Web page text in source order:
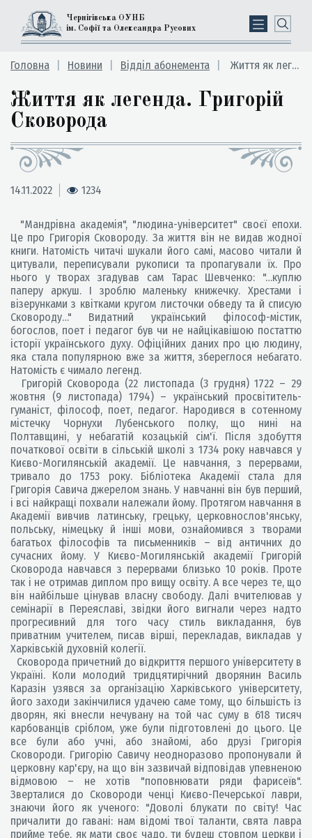
Чернігівська ОУНБ
ім. Софії та Олександра Русових
Головна Новини Відділ абонемента Життя як легенда. Григорій Сковорода
Життя як легенда. Григорій
Сковорода
14.11.2022 1234
"Мандрівна академія", "людина-університет" своєї епохи.
Це про Григорія Сковороду. За життя він не видав жодної
книги. Натомість читачі шукали його самі, масово читали й
цитували, переписували рукописи та пропагували їх. Про
нього у творах згадував сам Тарас Шевченко: "…куплю
паперу аркуш. І зроблю маленьку книжечку. Хрестами і
візерунками з квітками кругом листочки обведу та й списую
Сковороду…" Видатний український філософ-містик,
богослов, поет і педагог був чи не найцікавішою постаттю
історії українського духу. Офіційних даних про цю людину,
яка стала популярною вже за життя, збереглося небагато.
Натомість є чимало легенд.
Григорій Сковорода (22 листопада (3 грудня) 1722 – 29
жовтня (9 листопада) 1794) – український просвітитель-
гуманіст, філософ, поет, педагог. Народився в сотенному
містечку Чорнухи Лубенського полку, що нині на
Полтавщині, у небагатій козацькій сім'ї. Після здобуття
початкової освіти в сільській школі з 1734 року навчався у
Києво-Могилянській академії. Це навчання, з перервами,
тривало до 1753 року. Бібліотека Академії стала для
Григорія Савича джерелом знань. У навчанні він був перший,
і всі найкращі похвали належали йому. Протягом навчання в
Академії вивчив латинську, грецьку, церковнослов'янську,
польську, німецьку й інші мови, ознайомився з творами
багатьох філософів та письменників – від античних до
сучасних йому. У Києво-Могилянській академії Григорій
Сковорода навчався з перервами близько 10 років. Проте
так і не отримав диплом про вищу освіту. А все через те, що
він найбільше цінував власну свободу. Далі вчителював у
семінарії в Переяславі, звідки його вигнали через надто
прогресивний для того часу стиль викладання, був
приватним учителем, писав вірші, перекладав, викладав у
Харківській духовній колегії.
Сковорода причетний до відкриття першого університету в
Україні. Коли молодий тридцятирічний дворянин Василь
Каразін узявся за організацію Харківського університету,
його заходи закінчилися удачею саме тому, що більшість із
дворян, які внесли нечувану на той час суму в 618 тисяч
карбованців сріблом, уже були підготовлені до цього. Це
все були або учні, або знайомі, або друзі Григорія
Сковороди. Григорію Савичу неодноразово пропонували й
церковну кар'єру, на що він зазвичай відповідав упевненою
відмовою – не хотів "поповнювати ряди фарисеїв".
Зверталися до Сковороди ченці Києво-Печерської лаври,
знаючи його як ученого: "Доволі блукати по світу! Час
причалити до гавані: нам відомі твої таланти, свята лавра
прийме тебе, як мати своє чадо, ти будеш стовпом церкви і